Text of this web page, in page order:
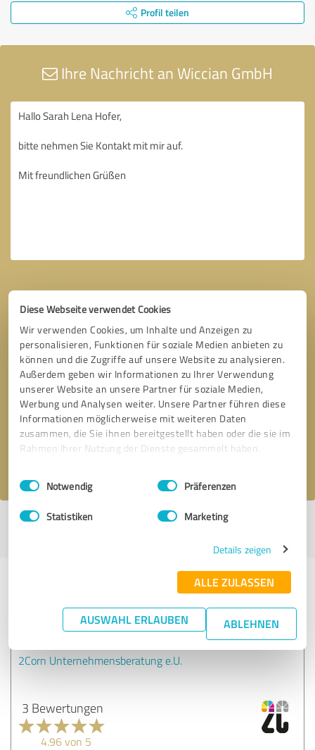
Diese Webseite verwendet Cookies
Wir verwenden Cookies, um Inhalte und Anzeigen zu
personalisieren, Funktionen für soziale Medien anbieten zu
können und die Zugriffe auf unsere Website zu analysieren.
Außerdem geben wir Informationen zu Ihrer Verwendung
unserer Website an unsere Partner für soziale Medien,
Werbung und Analysen weiter. Unsere Partner führen diese
Informationen möglicherweise mit weiteren Daten
zusammen, die Sie ihnen bereitgestellt haben oder die sie im
Rahmen Ihrer Nutzung der Dienste gesammelt haben.
Impressum Datenschutzbestimmungen
Einwilligungsauswahl
Notwendig Präferenzen
Statistiken Marketing
Details zeigen
ALLE ZULASSEN
AUSWAHL ERLAUBEN ABLEHNEN
Profil teilen
Ihre Nachricht an Wiccian GmbH
Bitte um Rückruf * Erforderliche Angaben
Nachricht senden
Profil aktiv seit 24.02.2023 | Letzte Aktualisierung: 02.08.2026
Erfahrungen zu weiteren
Anbietern aus dem Bereich
Unternehmensberatung
2Corn Unternehmensberatung e.U.
3 Bewertungen
4.96 von 5